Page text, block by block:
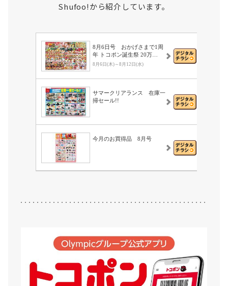
Shufoo!から紹介しています。